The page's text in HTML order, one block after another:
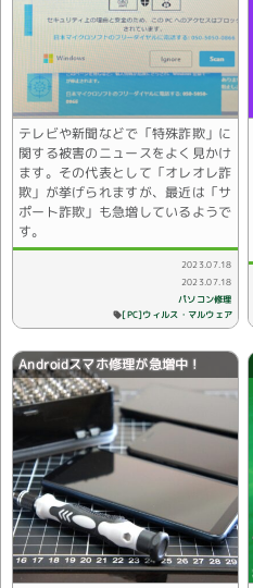
テレビや新聞などで「特殊詐欺」に
関する被害のニュースをよく見かけ
ます。その代表として「オレオレ詐
欺」が挙げられますが、最近は「サ
ポート詐欺」も急増しているようで
す。
2023.07.18
2023.07.18
パソコン修理
[PC]ウィルス・マルウェア
Androidスマホ修理が急増中！